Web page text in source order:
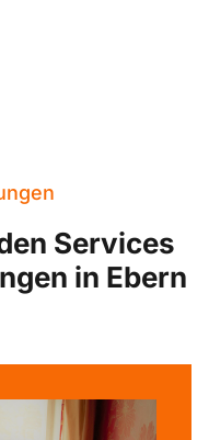
Services
in Ebern